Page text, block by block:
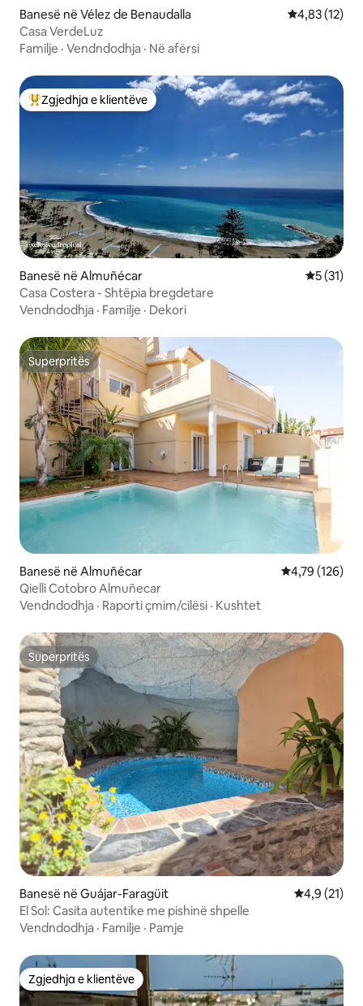
Banesë në Vélez de Benaudalla Vlerësimi
4,83 (12)
Casa VerdeLuz
Familje · Vendndodhja · Në afërsi
Më të mirat e zgjedhjeve të klientëve
Zgjedhja e klientëve
Banesë në Almuñécar Vlerësimi
5 (31)
Casa Costera - Shtëpia bregdetare
Vendndodhja · Familje · Dekori
Superpritës
Superpritës
Banesë në Almuñécar Vlerësimi
4,79 (126)
Qielli Cotobro Almuñecar
Vendndodhja · Raporti çmim/cilësi · Kushtet
Superpritës
Superpritës
Banesë në Guájar-Faragüit Vlerësimi
4,9 (21)
El Sol: Casita autentike me pishinë shpelle
Vendndodhja · Familje · Pamje
Zgjedhja e klientëve
Zgjedhja e klientëve